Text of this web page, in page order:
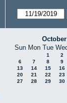
Sun Mon Tue
1
2
6
7 8
9
13
14 15
16
20
21 22
23
27
28 29 30